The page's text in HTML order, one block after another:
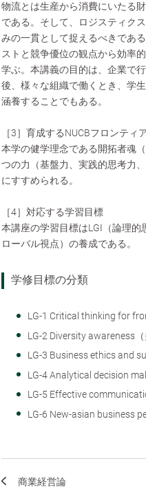
物流とは生産から消費にいたる
である。そして、ロジスティク
みの一貫として捉えるべきであ
ストと競争優位の観点から効率
学ぶ。本講義の目的は、企業で
後、様々な組織で働くとき、学
涵養することでもある。
［3］育成するNUCBフロンティ
本学の健学理念である開拓者魂
つの力（基盤力、実践的思考力
にすすめられる。
［4］対応する学習目標
本講座の学習目標はLGⅠ（論理
ローバル視点）の養成である。
学修目標の分類
LG-1 Critical thinking for
LG-2 Diversity awareness（
LG-3 Business ethics and
LG-4 Analytical decision
LG-5 Effective
LG-6 New-asian business
商業経営論